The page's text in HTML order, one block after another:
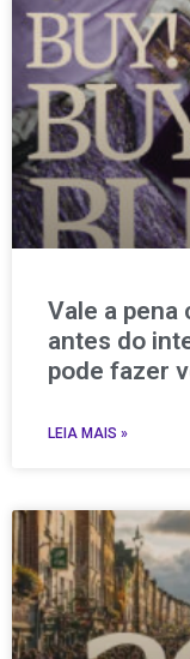
Vale a pena
antes do
pode fazer
LEIA MAIS »